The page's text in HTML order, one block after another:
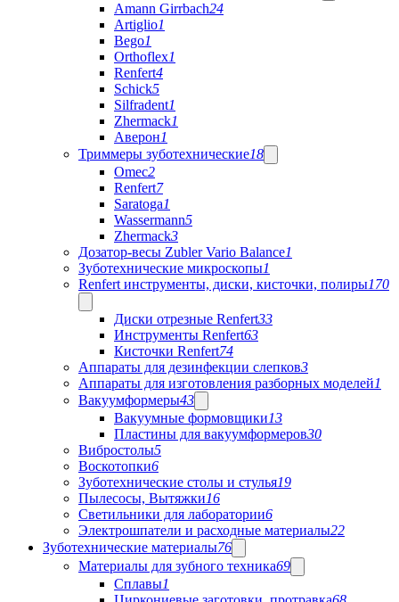
Amann Girrbach24
Artiglio1
Bego1
Orthoflex1
Renfert4
Schick5
Silfradent1
Zhermack1
Аверон1
Триммеры зуботехнические18
Omec2
Renfert7
Saratoga1
Wassermann5
Zhermack3
Дозатор-весы Zubler Vario Balance1
Зуботехнические микроскопы1
Renfert инструменты, диски, кисточки, полиры170
Диски отрезные Renfert33
Инструменты Renfert63
Кисточки Renfert74
Аппараты для дезинфекции слепков3
Аппараты для изготовления разборных моделей1
Вакуумформеры43
Вакуумные формовщики13
Пластины для вакуумформеров30
Вибростолы5
Воскотопки6
Зуботехнические столы и стулья19
Пылесосы, Вытяжки16
Светильники для лаборатории6
Электрошпатели и расходные материалы22
Зуботехнические материалы76
Материалы для зубного техника69
Сплавы1